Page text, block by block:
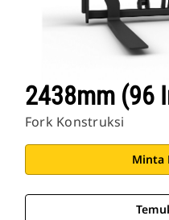
2438mm (96
Fork Konstruksi
Minta